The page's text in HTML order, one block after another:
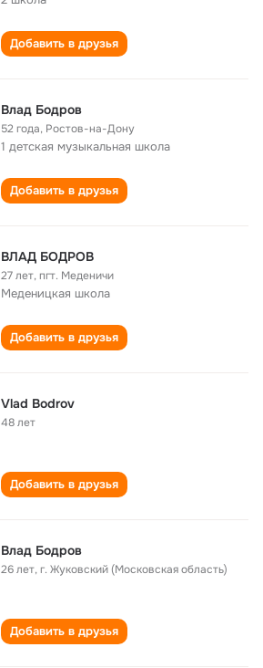
Добавить в друзья
Влад Бодров
52 года, Ростов-на-Дону
1 детская музыкальная школа
Добавить в друзья
ВЛАД БОДРОВ
27 лет,пгт. Меденичи
Меденицкая школа
Добавить в друзья
Vlad Bodrov
48 лет
Добавить в друзья
Влад Бодров
26 лет,г. Жуковский (Московская область)
Добавить в друзья